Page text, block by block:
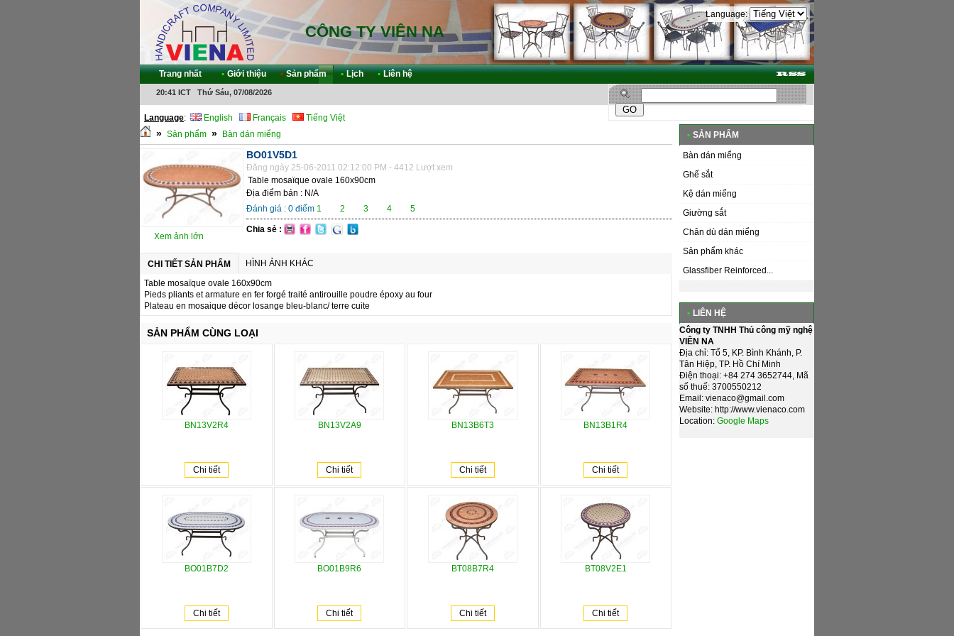
CÔNG TY VIÊN NA
Language:
Trang nhất • Giới thiệu • Sản phẩm • Lịch • Liên hệ
20:41 ICT Thứ Sáu, 07/08/2026
Language: English Français Tiếng Việt
» Sản phẩm » Bàn dán miểng
Xem ảnh lớn
BO01V5D1
Đăng ngày 25-06-2011 02:12:00 PM - 4412 Lượt xem
Table mosaïque ovale 160x90cm
Địa điểm bán : N/A
Đánh giá : 0 điểm 1 2 3 4 5
Chia sẻ :
CHI TIẾT SẢN PHẨM
HÌNH ẢNH KHÁC
Table mosaïque ovale 160x90cm
Pieds pliants et armature en fer forgé traité antirouille poudre époxy au four
Plateau en mosaique décor losange bleu-blanc/ terre cuite
SẢN PHẨM CÙNG LOẠI
BN13V2R4
Chi tiết
BN13V2A9
Chi tiết
BN13B6T3
Chi tiết
BN13B1R4
Chi tiết
BO01B7D2
Chi tiết
BO01B9R6
Chi tiết
BT08B7R4
Chi tiết
BT08V2E1
Chi tiết
• SẢN PHẨM
Bàn dán miểng
Ghế sắt
Kệ dán miểng
Giường sắt
Chân dù dán miểng
Sản phẩm khác
Glassfiber Reinforced...
• LIÊN HỆ
Công ty TNHH Thủ công mỹ nghệ
VIÊN NA
Địa chỉ: Tổ 5, KP. Bình Khánh, P.
Tân Hiệp, TP. Hồ Chí Minh
Điện thoại: +84 274 3652744, Mã
số thuế: 3700550212
Email: vienaco@gmail.com
Website: http://www.vienaco.com
Location: Google Maps